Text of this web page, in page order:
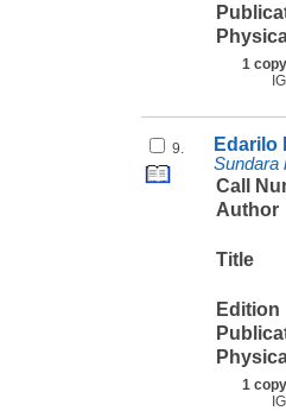
1
9. Edarilo
Sundara
Call
Author
Title
Edition
1